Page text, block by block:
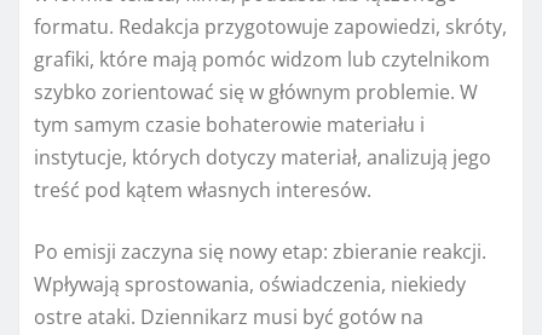
formatu. Redakcja przygotowuje zapowiedzi, skróty,
grafiki, które mają pomóc widzom lub czytelnikom
szybko zorientować się w głównym problemie. W
tym samym czasie bohaterowie materiału i
instytucje, których dotyczy materiał, analizują jego
treść pod kątem własnych interesów.
Po emisji zaczyna się nowy etap: zbieranie reakcji.
Wpływają sprostowania, oświadczenia, niekiedy
ostre ataki. Dziennikarz musi być gotów na